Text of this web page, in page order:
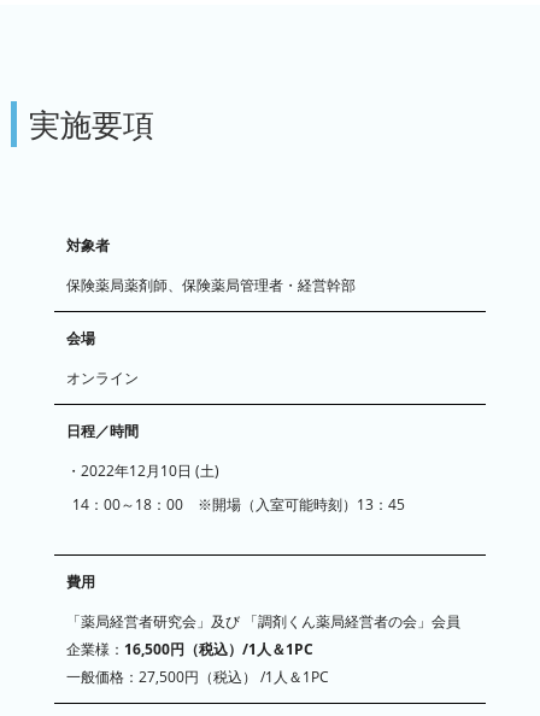
実施要項
対象者
保険薬局薬剤師、保険薬局管理者・経営幹部
会場
オンライン
日程／時間
・2022年12月10日 (土)
14：00～18：00 ※開場（入室可能時刻）13：45
費用
「薬局経営者研究会」及び 「調剤くん薬局経営者の会」会員
企業様： 16,500円（税込）/1人＆1PC
一般価格：27,500円（税込） /1人＆1PC